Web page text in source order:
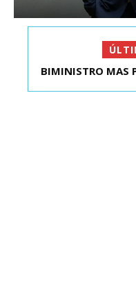
KAST SE REUNIÓ
BIMINISTRO MAS